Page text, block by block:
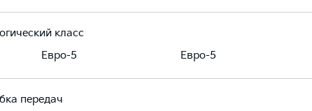
класс
Евро-5 Евро-5
передач